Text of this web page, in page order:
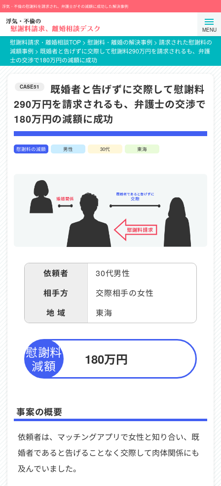
コ
ン
ま
で
浮気・不倫の慰謝料を請求され、弁護士がその減額に成功した解決事例
弁
人
プ
メ
ニ
ュ
慰謝料請求・離婚相談TOP> 慰謝料・離婚の解決事例 > 請求された慰謝料の
減額事例 > 既婚者と告げずに交際して慰謝料290万円を請求されるも、弁護
士の交渉で180万円の減額に成功
CASE51
既婚者と告げずに交際して慰謝料
290万円を請求されるも、弁護士の交渉で
180万円の減額に成功
慰謝料の減額 男性 30代 東海
依頼者 30代男性
相手方
交際相手の女性
地 域
東海
慰謝料
減額
180万円
事案の概要
依頼者は、マッチングアプリで女性と知り合い、既
婚者であると告げることなく交際して肉体関係にも
及んでいました。